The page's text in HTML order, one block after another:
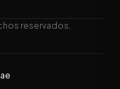
reservados.